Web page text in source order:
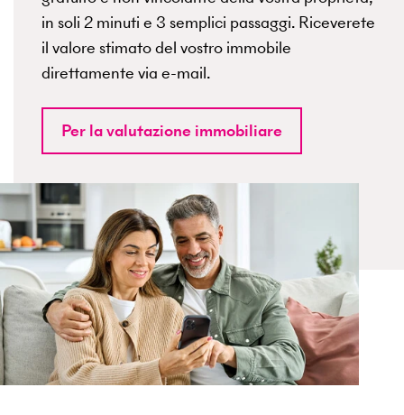
in soli 2 minuti e 3 semplici passaggi. Riceverete
il valore stimato del vostro immobile
direttamente via e-mail.
Per la valutazione immobiliare